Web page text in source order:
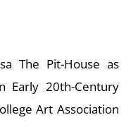
The Pit-House as
Early 20th-Century
Art Association